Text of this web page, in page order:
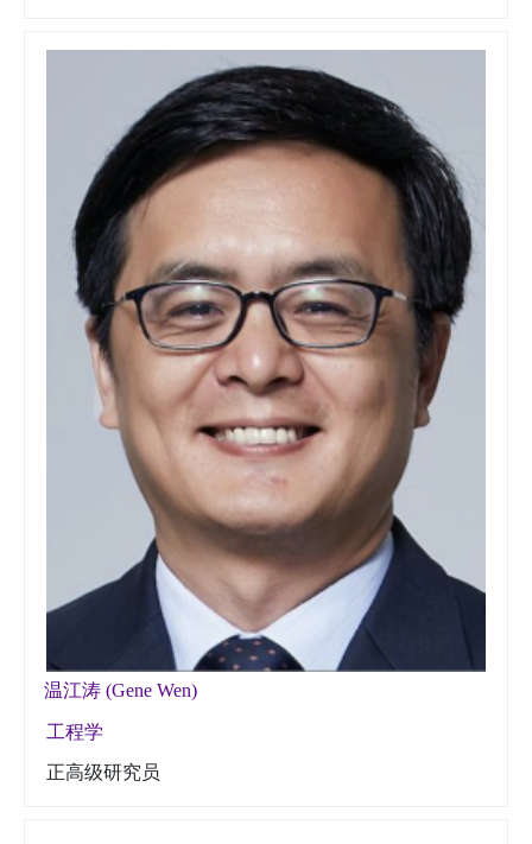
温江涛 (Gene Wen)
工程学
正高级研究员